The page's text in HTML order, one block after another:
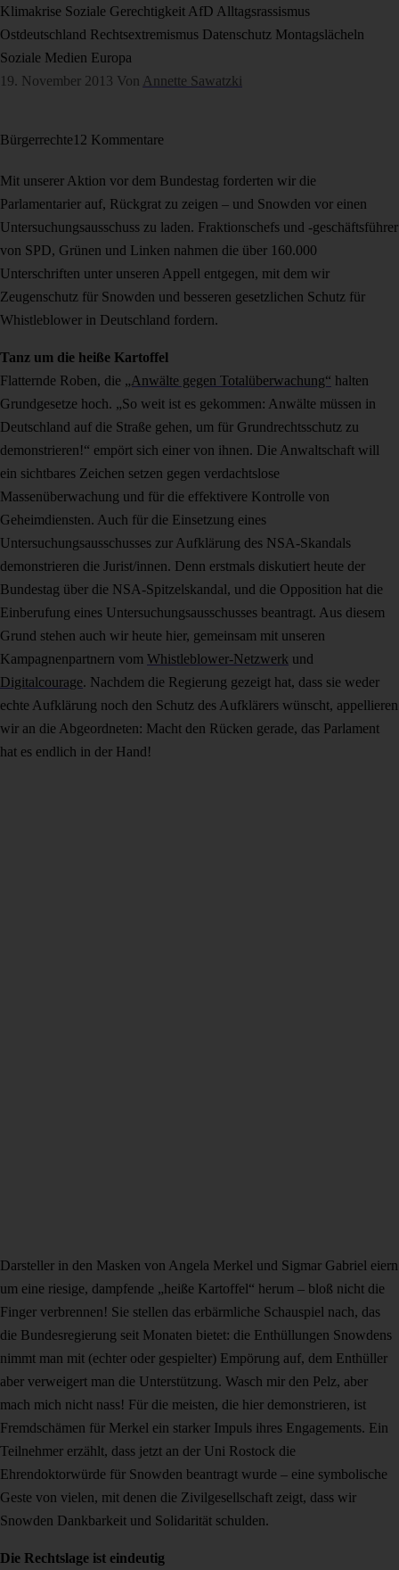
Klimakrise Soziale Gerechtigkeit AfD Alltagsrassismus
Ostdeutschland Rechtsextremismus Datenschutz Montagslächeln
Soziale Medien Europa
19. November 2013 Von Annette Sawatzki
Bürgerrechte12 Kommentare
Mit unserer Aktion vor dem Bundestag forderten wir die
Parlamentarier auf, Rückgrat zu zeigen – und Snowden vor einen
Untersuchungsausschuss zu laden. Fraktionschefs und -geschäftsführer
von SPD, Grünen und Linken nahmen die über 160.000
Unterschriften unter unseren Appell entgegen, mit dem wir
Zeugenschutz für Snowden und besseren gesetzlichen Schutz für
Whistleblower in Deutschland fordern.
Tanz um die heiße Kartoffel
Flatternde Roben, die „Anwälte gegen Totalüberwachung“ halten
Grundgesetze hoch. „So weit ist es gekommen: Anwälte müssen in
Deutschland auf die Straße gehen, um für Grundrechtsschutz zu
demonstrieren!“ empört sich einer von ihnen. Die Anwaltschaft will
ein sichtbares Zeichen setzen gegen verdachtslose
Massenüberwachung und für die effektivere Kontrolle von
Geheimdiensten. Auch für die Einsetzung eines
Untersuchungsausschusses zur Aufklärung des NSA-Skandals
demonstrieren die Jurist/innen. Denn erstmals diskutiert heute der
Bundestag über die NSA-Spitzelskandal, und die Opposition hat die
Einberufung eines Untersuchungsausschusses beantragt. Aus diesem
Grund stehen auch wir heute hier, gemeinsam mit unseren
Kampagnenpartnern vom Whistleblower-Netzwerk und
Digitalcourage. Nachdem die Regierung gezeigt hat, dass sie weder
echte Aufklärung noch den Schutz des Aufklärers wünscht, appellieren
wir an die Abgeordneten: Macht den Rücken gerade, das Parlament
hat es endlich in der Hand!
Darsteller in den Masken von Angela Merkel und Sigmar Gabriel eiern
um eine riesige, dampfende „heiße Kartoffel“ herum – bloß nicht die
Finger verbrennen! Sie stellen das erbärmliche Schauspiel nach, das
die Bundesregierung seit Monaten bietet: die Enthüllungen Snowdens
nimmt man mit (echter oder gespielter) Empörung auf, dem Enthüller
aber verweigert man die Unterstützung. Wasch mir den Pelz, aber
mach mich nicht nass! Für die meisten, die hier demonstrieren, ist
Fremdschämen für Merkel ein starker Impuls ihres Engagements. Ein
Teilnehmer erzählt, dass jetzt an der Uni Rostock die
Ehrendoktorwürde für Snowden beantragt wurde – eine symbolische
Geste von vielen, mit denen die Zivilgesellschaft zeigt, dass wir
Snowden Dankbarkeit und Solidarität schulden.
Die Rechtslage ist eindeutig